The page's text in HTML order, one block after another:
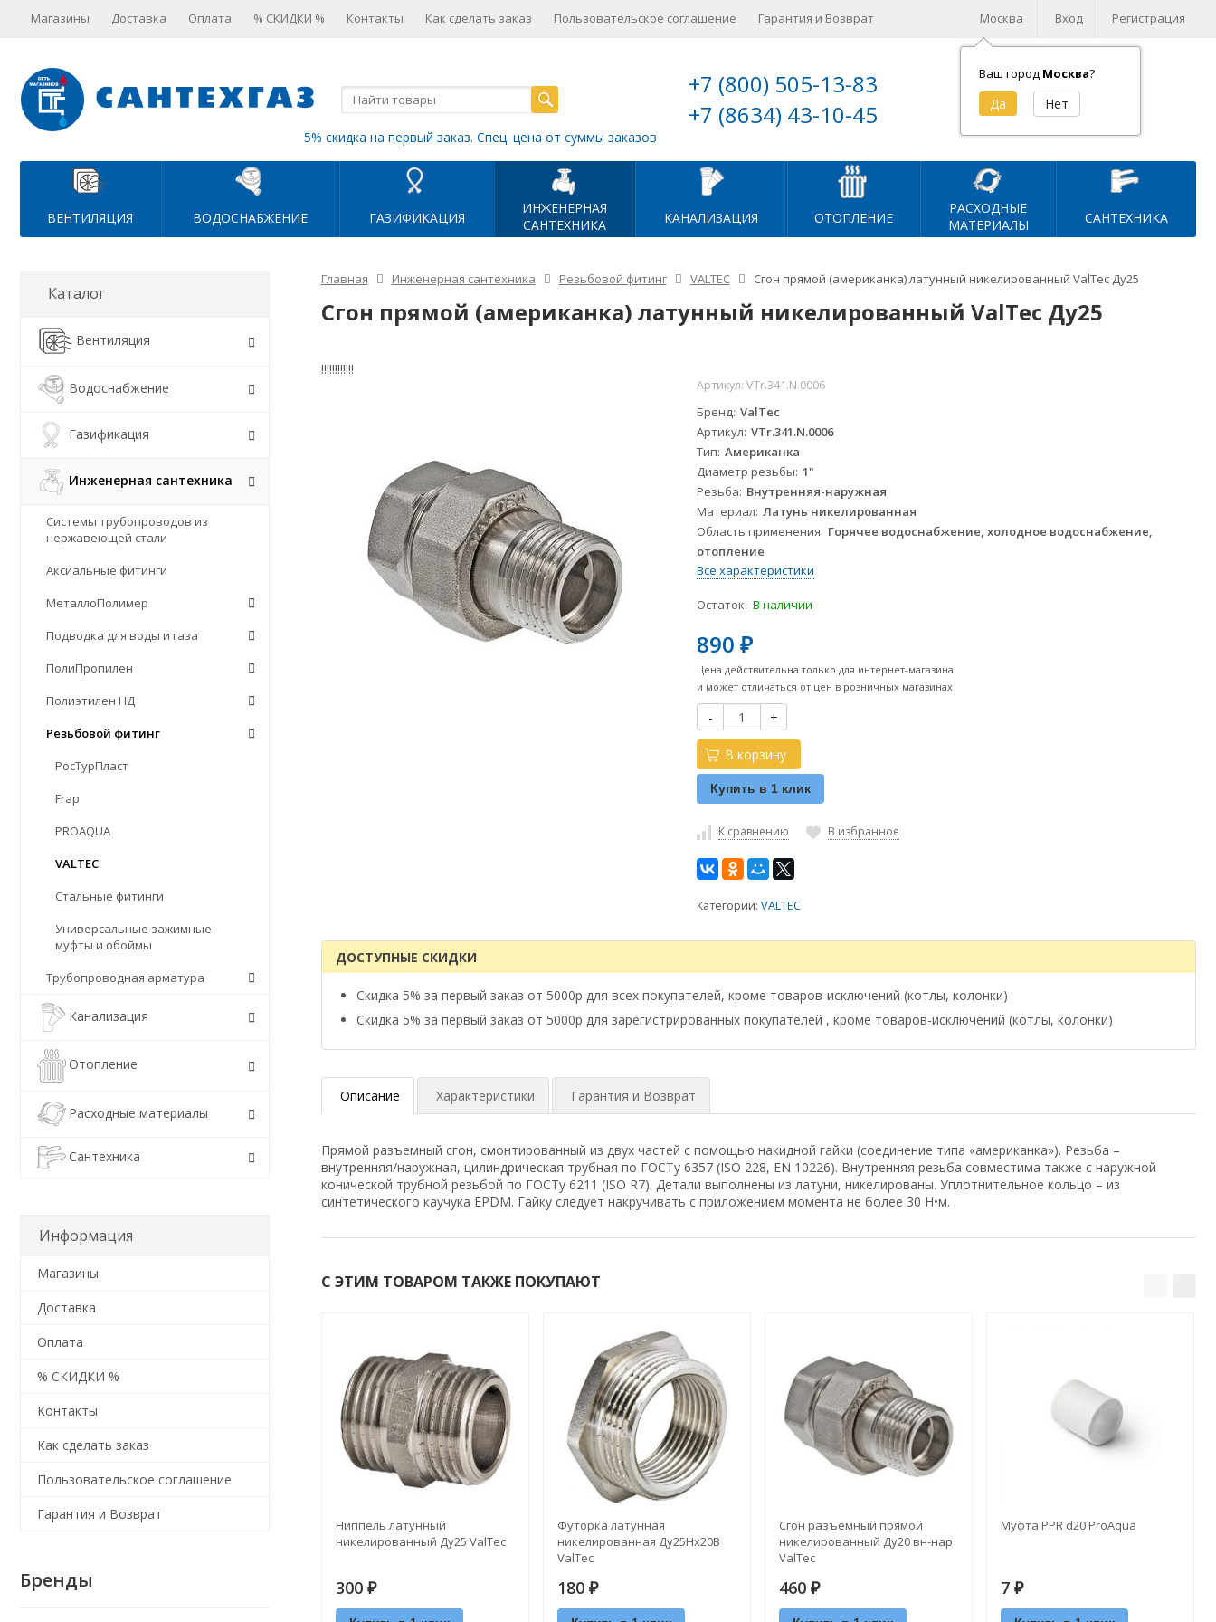
Москва
Ваш город Москва?
Вход Регистрация
Магазины Доставка Оплата % СКИДКИ % Контакты Как сделать заказ Пользовательское соглашение Гарантия и Возврат
+7 (800) 505-13-83
+7 (8634) 43-10-45
Корзина (
на сумму
5% скидка на первый заказ. Спец. цена от суммы заказов
ВЕНТИЛЯЦИЯ ВОДОСНАБЖЕНИЕ ГАЗИФИКАЦИЯ
ИНЖЕНЕРНАЯ
САНТЕХНИКА
КАНАЛИЗАЦИЯ ОТОПЛЕНИЕ
РАСХОДНЫЕ
МАТЕРИАЛЫ
САНТЕХНИКА
Главная Инженерная сантехника Резьбовой фитинг VALTEC Сгон прямой (американка) латунный никелированный ValTec Ду25
Сгон прямой (американка) латунный никелированный ValTec Ду25
!!!!!!!!!!!!
Артикул:VTr.341.N.0006
Бренд ValTec
Артикул VTr.341.N.0006
Тип Американка
Диаметр резьбы 1"
Резьба Внутренняя-наружная
Материал Латунь никелированная
Область применения Горячее водоснабжение, холодное водоснабжение,
отопление
Все характеристики
Остаток: В наличии
890₽
Цена действительна только для интернет-магазина
и может отличаться от цен в розничных магазинах
- +
В корзину
Купить в 1 клик
К сравнению В избранное
Категории:VALTEC
ДОСТУПНЫЕ СКИДКИ
Скидка 5% за первый заказ от 5000р для всех покупателей, кроме товаров-исключений (котлы, колонки)
Скидка 5% за первый заказ от 5000р для зарегистрированных покупателей , кроме товаров-исключений (котлы, колонки)
Описание Характеристики Гарантия и Возврат
Прямой разъемный сгон, смонтированный из двух частей с помощью накидной гайки (соединение типа «американка»). Резьба –
внутренняя/наружная, цилиндрическая трубная по ГОСТу 6357 (ISO 228, EN 10226). Внутренняя резьба совместима также с наружной
конической трубной резьбой по ГОСТу 6211 (ISO R7). Детали выполнены из латуни, никелированы. Уплотнительное кольцо – из
синтетического каучука EPDM. Гайку следует накручивать с приложением момента не более 30 H•м.
С ЭТИМ ТОВАРОМ ТАКЖЕ ПОКУПАЮТ
Ниппель латунный
никелированный Ду25 ValTec
300 ₽
Футорка латунная
никелированная Ду25Нх20В
ValTec
180 ₽
Сгон разъемный прямой
никелированный Ду20 вн-нар
ValTec
460 ₽
Муфта PPR d20 ProAquа
7 ₽
Каталог
Вентиляция
Водоснабжение
Газификация
Инженерная сантехника
Системы трубопроводов из
нержавеющей стали
Аксиальные фитинги
МеталлоПолимер
Подводка для воды и газа
ПолиПропилен
Полиэтилен НД
Резьбовой фитинг
РосТурПласт
Frap
PROAQUA
VALTEC
Стальные фитинги
Универсальные зажимные
муфты и обоймы
Трубопроводная арматура
Канализация
Отопление
Расходные материалы
Сантехника
Информация
Магазины
Доставка
Оплата
% СКИДКИ %
Контакты
Как сделать заказ
Пользовательское соглашение
Гарантия и Возврат
Бренды